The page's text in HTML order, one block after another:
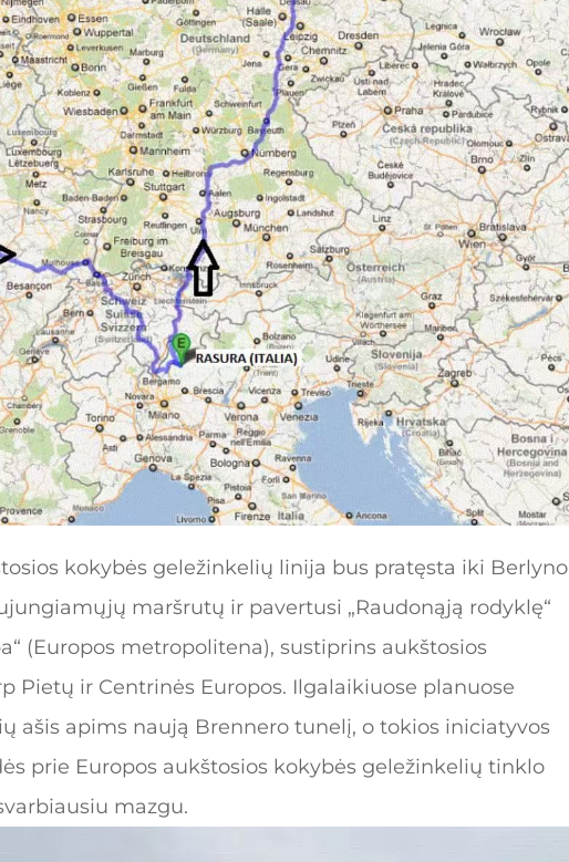
kokybės geležinkelių linija bus pratęsta iki Berlyno
maršrutų ir pavertusi „Raudonąją rodyklę“
(Europos metropolitena), sustiprins aukštosios
Pietų ir Centrinės Europos. Ilgalaikiuose planuose
ašis apims naują Brennero tunelį, o tokios iniciatyvos
prie Europos aukštosios kokybės geležinkelių tinklo
mazgu.